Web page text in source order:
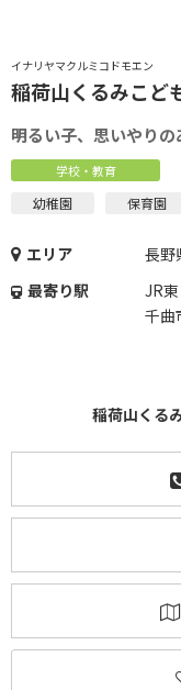
イナリヤマクルミコドモエン
稲荷山くるみこど
明るい子、思いやり
学校・教育
幼稚園 保育園
エリア
長野
最寄り駅
JR
千曲
稲荷山くる